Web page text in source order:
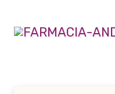
contenido